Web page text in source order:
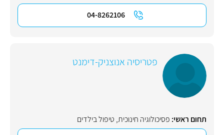
04-8262106
פטריסיה אנוצניק-דימנט
תחום ראשי: פסיכולוגיה חינוכית, טיפול בילדים